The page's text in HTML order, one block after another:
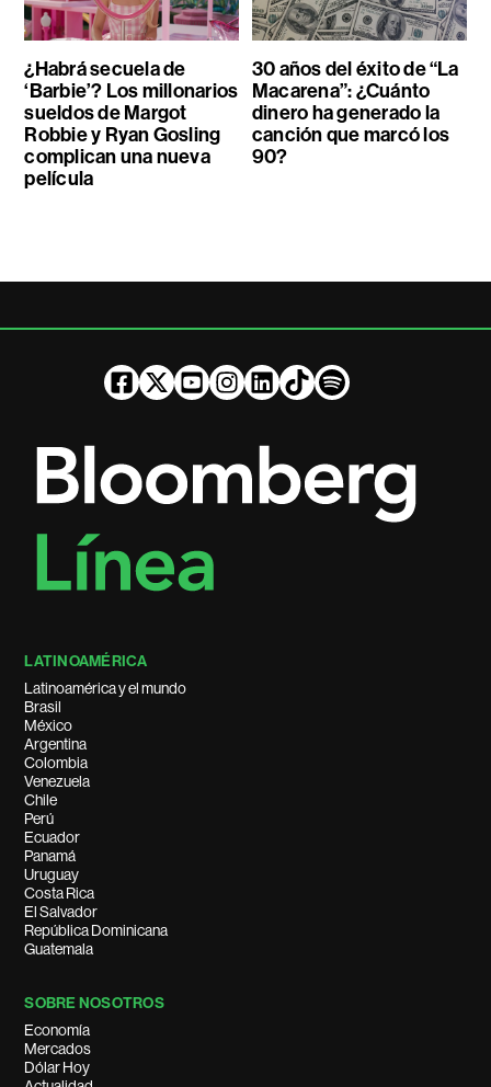
¿Habrá secuela de
‘Barbie’? Los millonarios
sueldos de Margot
Robbie y Ryan Gosling
complican una nueva
película
30 años del éxito de “La
Macarena”: ¿Cuánto
dinero ha generado la
canción que marcó los
90?
LATINOAMÉRICA
Latinoamérica y el mundo
Brasil
México
Argentina
Colombia
Venezuela
Chile
Perú
Ecuador
Panamá
Uruguay
Costa Rica
El Salvador
República Dominicana
Guatemala
SOBRE NOSOTROS
Economía
Mercados
Dólar Hoy